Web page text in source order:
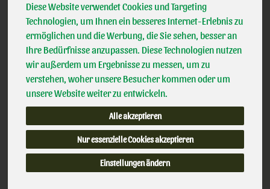
Diese Website verwendet Cookies und Targeting
Technologien, um Ihnen ein besseres Internet-Erlebnis zu
ermöglichen und die Werbung, die Sie sehen, besser an
Ihre Bedürfnisse anzupassen. Diese Technologien nutzen
wir außerdem um Ergebnisse zu messen, um zu
verstehen, woher unsere Besucher kommen oder um
unsere Website weiter zu entwickeln.
Alle akzeptieren
Nur essenzielle Cookies akzeptieren
Einstellungen ändern
BLU
100% kbA BNN-Herst
HandelsklasseII
3,79 € / 150
g 2x75
(25,27 € / 1 kg)
inkl. 7% MwSt.
150 g 2x75
Anzahl